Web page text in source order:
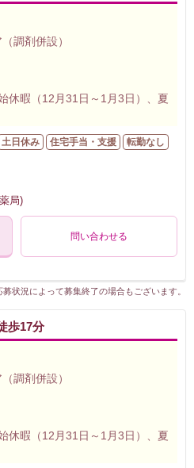
調剤併設）
休暇（12月31日～1月3日）、夏
土日休み 住宅手当・支援
転勤なし
局)
問い合わせる
状況によって募集終了の場合もございます。
歩17分
調剤併設）
休暇（12月31日～1月3日）、夏